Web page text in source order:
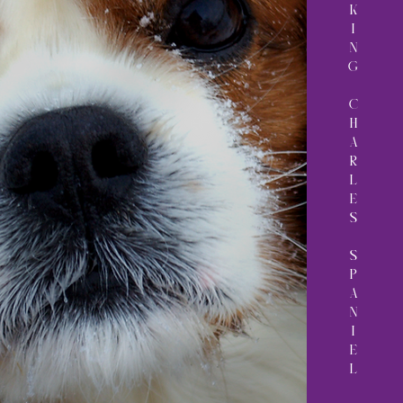
K
I
N
G
C
H
A
R
L
E
S
S
P
A
N
I
E
L